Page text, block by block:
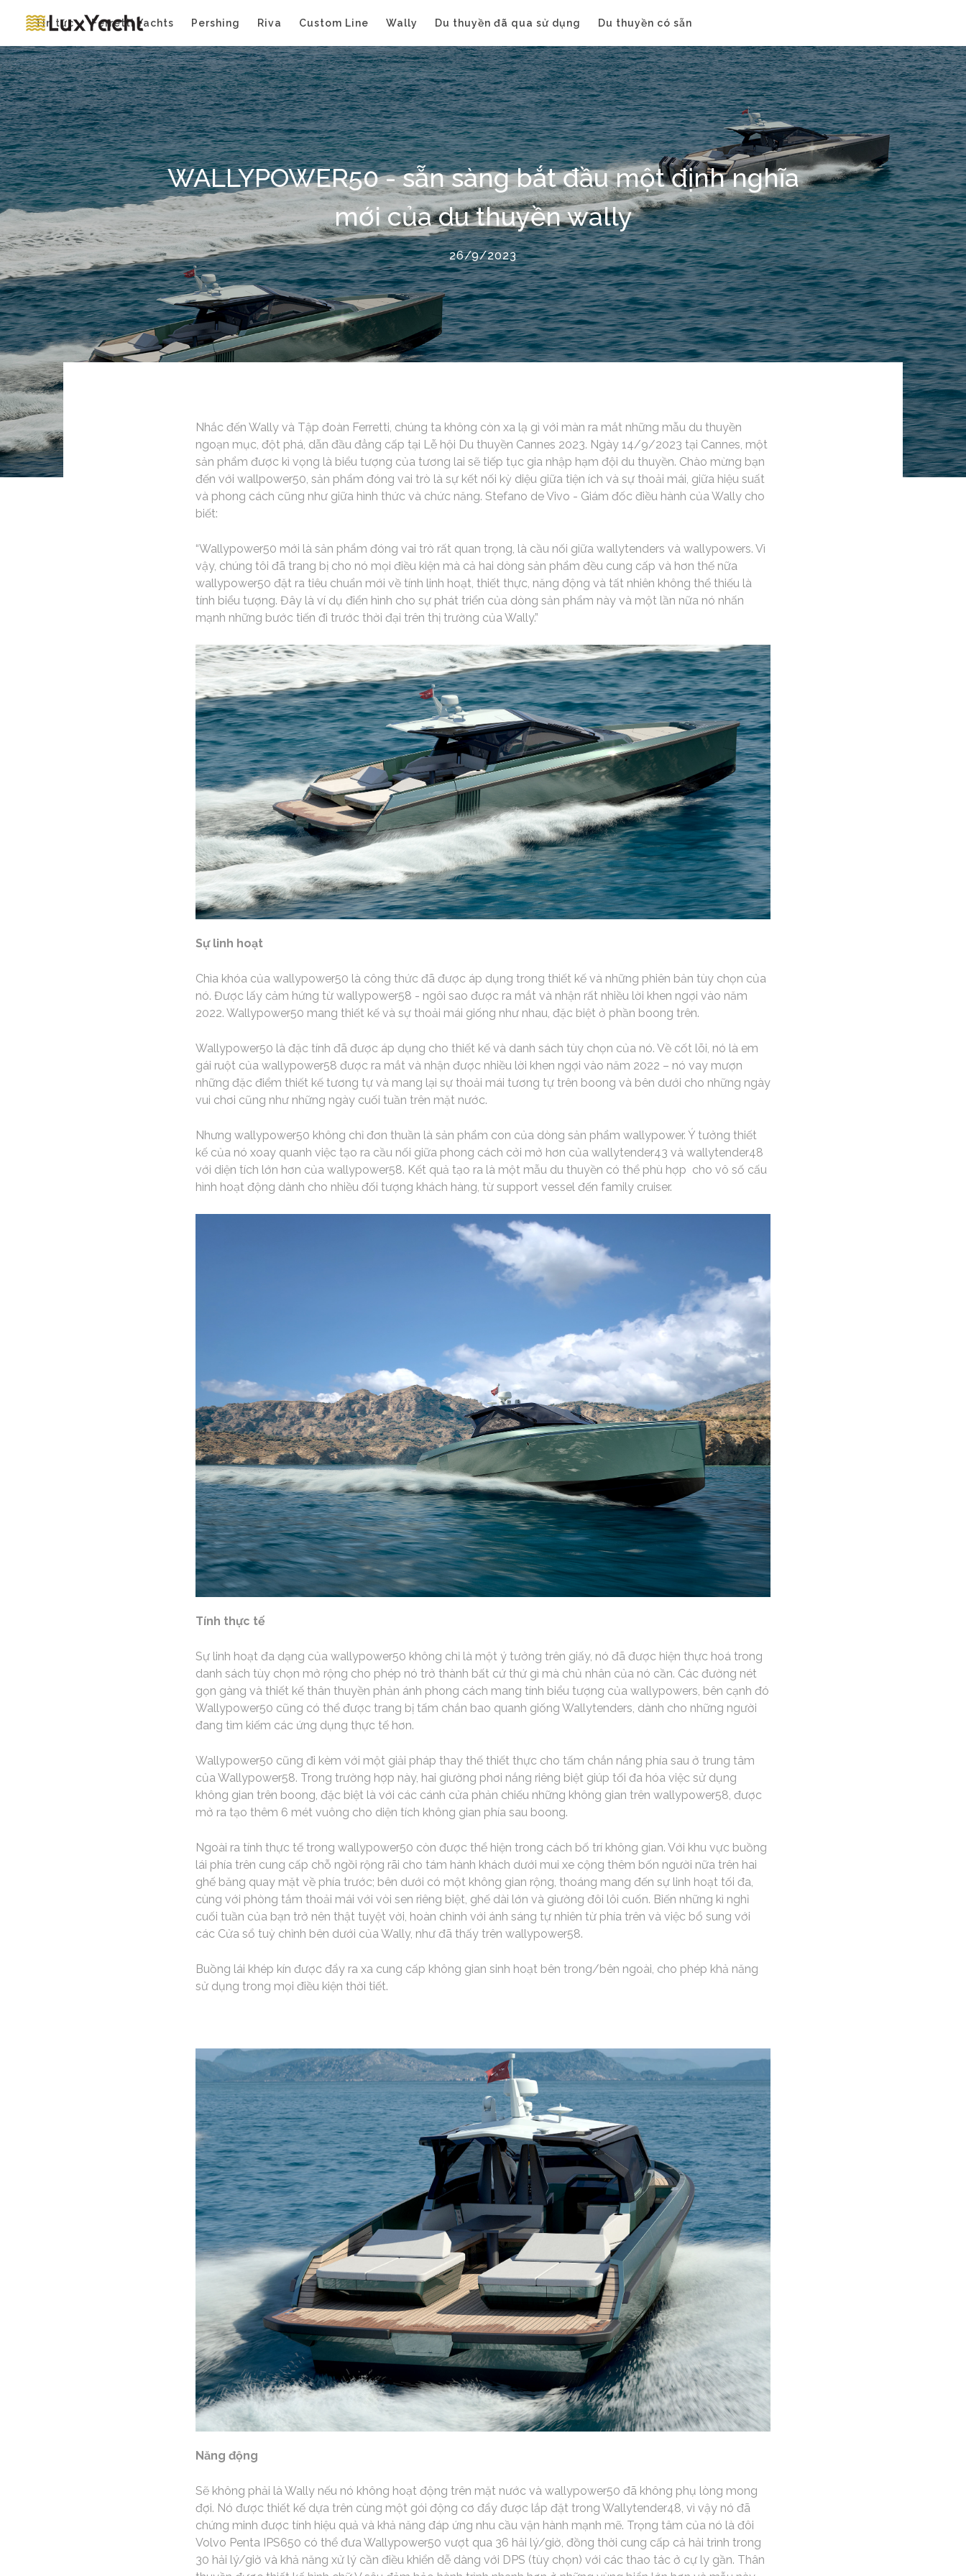
Tin tức Ferretti Yachts Pershing Riva Custom Line Wally Du thuyền đã qua sử dụng Du thuyền có sẵn
WALLYPOWER50 - sẵn sàng bắt đầu một định nghĩa
mới của du thuyền wally
26/9/2023
Nhắc đến Wally và Tập đoàn Ferretti, chúng ta không còn xa lạ gì với màn ra mắt những mẫu du thuyền
ngoạn mục, đột phá, dẫn đầu đẳng cấp tại Lễ hội Du thuyền Cannes 2023. Ngày 14/9/2023 tại Cannes, một
sản phẩm được kì vọng là biểu tượng của tương lai sẽ tiếp tục gia nhập hạm đội du thuyền. Chào mừng bạn
đến với wallpower50, sản phẩm đóng vai trò là sự kết nối kỳ diệu giữa tiện ích và sự thoải mái, giữa hiệu suất
và phong cách cũng như giữa hình thức và chức năng. Stefano de Vivo - Giám đốc điều hành của Wally cho
biết:
“Wallypower50 mới là sản phẩm đóng vai trò rất quan trọng, là cầu nối giữa wallytenders và wallypowers. Vì
vậy, chúng tôi đã trang bị cho nó mọi điều kiện mà cả hai dòng sản phẩm đều cung cấp và hơn thế nữa
wallypower50 đặt ra tiêu chuẩn mới về tính linh hoạt, thiết thực, năng động và tất nhiên không thể thiếu là
tính biểu tượng. Đây là ví dụ điển hình cho sự phát triển của dòng sản phẩm này và một lần nữa nó nhấn
mạnh những bước tiến đi trước thời đại trên thị trường của Wally.”
Sự linh hoạt
Chìa khóa của wallypower50 là công thức đã được áp dụng trong thiết kế và những phiên bản tùy chọn của
nó. Được lấy cảm hứng từ wallypower58 - ngôi sao được ra mắt và nhận rất nhiều lời khen ngợi vào năm
2022. Wallypower50 mang thiết kế và sự thoải mái giống như nhau, đặc biệt ở phần boong trên.
Wallypower50 là đặc tính đã được áp dụng cho thiết kế và danh sách tùy chọn của nó. Về cốt lõi, nó là em
gái ruột của wallypower58 được ra mắt và nhận được nhiều lời khen ngợi vào năm 2022 – nó vay mượn
những đặc điểm thiết kế tương tự và mang lại sự thoải mái tương tự trên boong và bên dưới cho những ngày
vui chơi cũng như những ngày cuối tuần trên mặt nước.
Nhưng wallypower50 không chỉ đơn thuần là sản phẩm con của dòng sản phẩm wallypower. Ý tưởng thiết
kế của nó xoay quanh việc tạo ra cầu nối giữa phong cách cởi mở hơn của wallytender43 và wallytender48
với diện tích lớn hơn của wallypower58. Kết quả tạo ra là một mẫu du thuyền có thể phù hợp cho vô số cấu
hình hoạt động dành cho nhiều đối tượng khách hàng, từ support vessel đến family cruiser.
Tính thực tế
Sự linh hoạt đa dạng của wallypower50 không chỉ là một ý tưởng trên giấy, nó đã được hiện thực hoá trong
danh sách tùy chọn mở rộng cho phép nó trở thành bất cứ thứ gì mà chủ nhân của nó cần. Các đường nét
gọn gàng và thiết kế thân thuyền phản ánh phong cách mang tính biểu tượng của wallypowers, bên cạnh đó
Wallypower50 cũng có thể được trang bị tấm chắn bao quanh giống Wallytenders, dành cho những người
đang tìm kiếm các ứng dụng thực tế hơn.
Wallypower50 cũng đi kèm với một giải pháp thay thế thiết thực cho tấm chắn nắng phía sau ở trung tâm
của Wallypower58. Trong trường hợp này, hai giường phơi nắng riêng biệt giúp tối đa hóa việc sử dụng
không gian trên boong, đặc biệt là với các cánh cửa phản chiếu những không gian trên wallypower58, được
mở ra tạo thêm 6 mét vuông cho diện tích không gian phía sau boong.
Ngoài ra tính thực tế trong wallypower50 còn được thể hiện trong cách bố trí không gian. Với khu vực buồng
lái phía trên cung cấp chỗ ngồi rộng rãi cho tám hành khách dưới mui xe cộng thêm bốn người nữa trên hai
ghế băng quay mặt về phía trước; bên dưới có một không gian rộng, thoáng mang đến sự linh hoạt tối đa,
cùng với phòng tắm thoải mái với vòi sen riêng biệt, ghế dài lớn và giường đôi lôi cuốn. Biến những kì nghỉ
cuối tuần của bạn trở nên thật tuyệt vời, hoàn chỉnh với ánh sáng tự nhiên từ phía trên và việc bổ sung với
các Cửa sổ tuỳ chỉnh bên dưới của Wally, như đã thấy trên wallypower58.
Buồng lái khép kín được đẩy ra xa cung cấp không gian sinh hoạt bên trong/bên ngoài, cho phép khả năng
sử dụng trong mọi điều kiện thời tiết.
Năng động
Sẽ không phải là Wally nếu nó không hoạt động trên mặt nước và wallypower50 đã không phụ lòng mong
đợi. Nó được thiết kế dựa trên cùng một gói động cơ đẩy được lắp đặt trong Wallytender48, vì vậy nó đã
chứng minh được tính hiệu quả và khả năng đáp ứng nhu cầu vận hành mạnh mẽ. Trọng tâm của nó là đôi
Volvo Penta IPS650 có thể đưa Wallypower50 vượt qua 36 hải lý/giờ, đồng thời cung cấp cả hải trình trong
30 hải lý/giờ và khả năng xử lý cần điều khiển dễ dàng với DPS (tùy chọn) với các thao tác ở cự ly gần. Thân